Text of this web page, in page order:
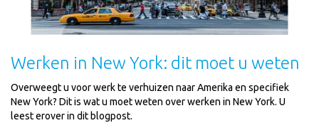
Werken in New York: dit moet u weten
Overweegt u voor werk te verhuizen naar Amerika en specifiek
New York? Dit is wat u moet weten over werken in New York. U
leest erover in dit blogpost.